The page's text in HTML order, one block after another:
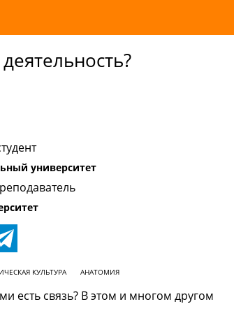
университет
КУЛЬТУРА АНАТОМИЯ
есть связь? В этом и многом другом